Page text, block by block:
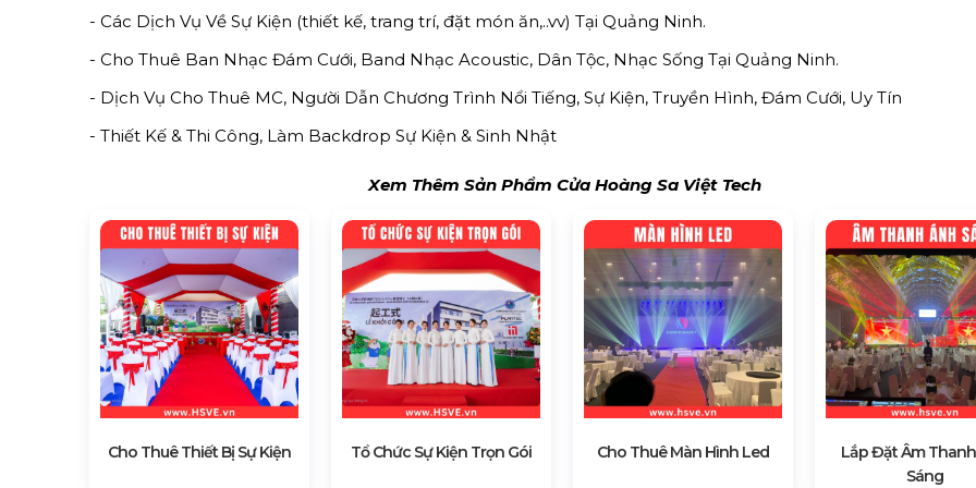
- Các Dịch Vụ Về Sự Kiện (thiết kế, trang trí, đặt món ăn,..vv) Tại Quảng Ninh.
- Cho Thuê Ban Nhạc Đám Cưới, Band Nhạc Acoustic, Dân Tộc, Nhạc Sống Tại Quảng Ninh.
- Dịch Vụ Cho Thuê MC, Người Dẫn Chương Trình Nổi Tiếng, Sự Kiện, Truyền Hình, Đám Cưới, Uy Tín
- Thiết Kế & Thi Công, Làm Backdrop Sự Kiện & Sinh Nhật
Xem Thêm Sản Phẩm Cửa Hoàng Sa Việt Tech
Cho Thuê Thiết Bị Sự Kiện Tổ Chức Sự Kiện Trọn Gói Cho Thuê Màn Hình Led
Lắp Đặt Âm
Sáng